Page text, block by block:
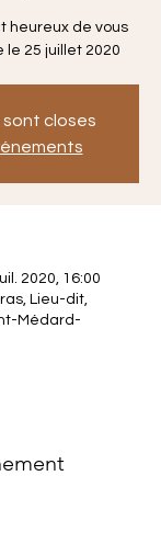
heureux de vous
25 juillet 2020
sont closes
2020, 16:00
Lieu-dit,
Médard-